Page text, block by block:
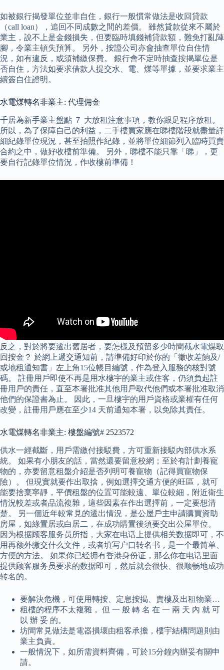
如被銀行揭發單位並非自住，銀行一般慣常做法是收回貸款
（call loan），追回不同成數之間的差價。 雖然貸款從來不屬於
業主，說不上是金錢損失，但要臨時填錢補貸款額，難免打亂陣
腳，令業主頓失預算。 另外，按證公司亦會抽查單位自住情
況，如有違反，或須補繳保費。 銀行會不定時抽查按揭單位是
否自住，方法如要求借款人提交水、電、煤等單據，並要求業主
續簽自住證明。
水電煤轉名非業主: 代理佣金
千居為新手業主盤點 ７ 大放租注意事項，教你跟足程序放租。
所以，為了保障自己的利益，二手樓買家應在睇樓階段就盡量詳
細紀錄單位現況，甚至拍照作紀錄，並將單位細節列入臨時買賣
合約之中，做好收樓前準備。 另外，睇樓不能只靠「睇」，更
要自行記錄單位情況，作收樓前準備！
反之，對於將要遷出舊居者，要怎樣及預留多少時間截水電煤取
回按金？ 於網上遞交通知前，請準備好印於你的「徵收差餉及/
或地租通知書」左上角15位帳目編號，作為登入服務的核對號
碼。 註冊用戶即使不再是用水樓宇的業主或住客，仍須負起註
冊用戶的責任，直至本署批准其他用戶取代他們或本署批准取消
他們的保證書為止。 因此，一旦樓宇的用戶資格或業權有任何
改變，註冊用戶應在至少14 天前通知本署，以免除其責任。
水電煤轉名非業主: 樓盤編號# 2523572
供水一經截斷，用戶需繳付接駁費，方可重新接駁內部供水系
統。 如果有小朋友的話，當然還要留意校網；至於有計劃養寵
物的，亦要留意租盤介紹是否列明可養寵物（記得買寵物保
險）。 但現實就要作出取捨，例如選擇交通方便的旺區，就可
能要捨棄寧靜，平價租盤的位置可能較遠、單位較細，附近衛生
情況較差或者品流複雜，這些因素在作出選擇前，一定要想清
楚。 另一個近年較常見的遷出情況，是公屋戶主申請購買資助
房屋，如綠置居或白居二，在成功購置後須要交出公屋單位。
因为根据顾客服务员所指，大家在电话上提供相关数据即可，不
用再额外缴交什么文件，或者填写户口转名书，是一个最简单、
方便的方法。 如果你已经拥有香港身份证，那么你在电话里面
提供顾客服务员要求的数据即可，然后就会很快、很顺畅地成功
转名的。
要解決危機，可使用轉按、定息按揭、賣樓及出租物業…
租樓的程序不太複雜， 但 一 般 轉 名 在 一 兩 天 內 就 可
以 辦 妥 的。
坊間常見做法是電器損壞由租客承擔，樓宇結構問題則由
業主負責。
一般情況下，如所需資料齊備，可於15分鐘內辦妥有關申
請。